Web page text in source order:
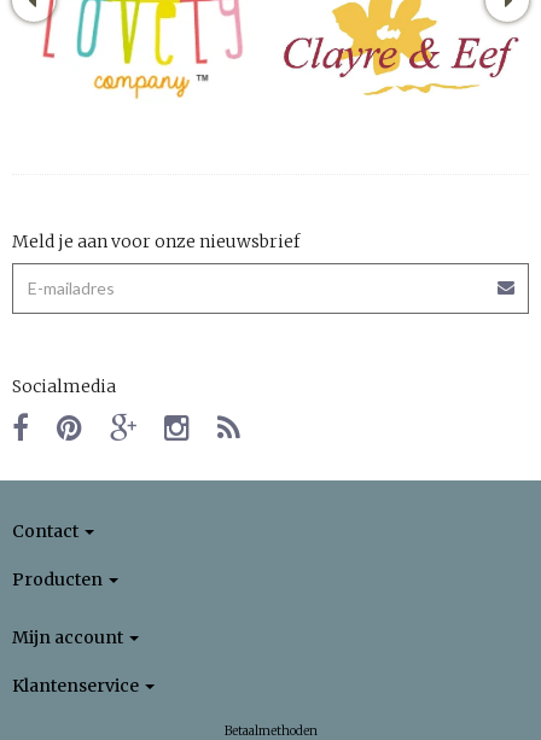
Meld je aan voor onze nieuwsbrief
Socialmedia
Contact
Producten
Mijn account
Klantenservice
Betaalmethoden